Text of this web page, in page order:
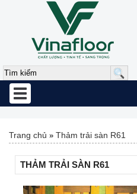
Toggle
navigation
Trang chủ » Thảm trải sàn R61
THẢM TRẢI SÀN R61